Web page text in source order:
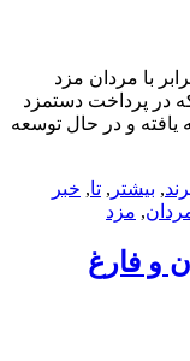
برابر با مردان مزد
در پرداخت دستمزد
یافته و در حال توسعه
, بیشتر , تا, خبر
, مزد
زنان و فارغ